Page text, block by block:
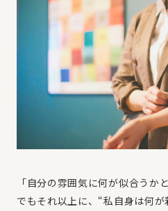
「自分の雰囲気に何が似合うか
でもそれ以上に、“私自身は何